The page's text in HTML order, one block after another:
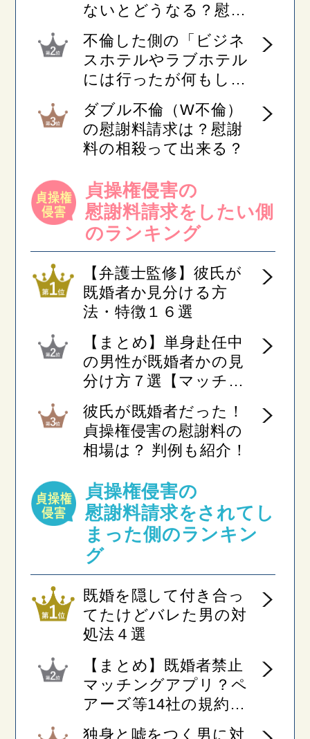
ないとどうなる？慰謝
料請求から逃げられ
る？
不倫した側の「ビジネ
スホテルやラブホテル
には行ったが何もして
いない」の主張は通用
するか
ダブル不倫（W不倫）
の慰謝料請求は？慰謝
料の相殺って出来る？
貞操権侵害の
慰謝料請求を したい側
のランキング
【弁護士監修】彼氏が
既婚者か見分ける方
法・特徴１６選
【まとめ】単身赴任中
の男性が既婚者かの見
分け方７選【マッチン
グアプリ利用者必見】
彼氏が既婚者だった！
貞操権侵害の慰謝料の
相場は？ 判例も紹介！
貞操権侵害の
慰謝料請求をされてし
まった側のランキン
グ
既婚を隠して付き合っ
てたけどバレた男の対
処法４選
【まとめ】既婚者禁止
マッチングアプリ？ペ
アーズ等14社の規約を
弁護士が比較！
独身と嘘をつく男に対